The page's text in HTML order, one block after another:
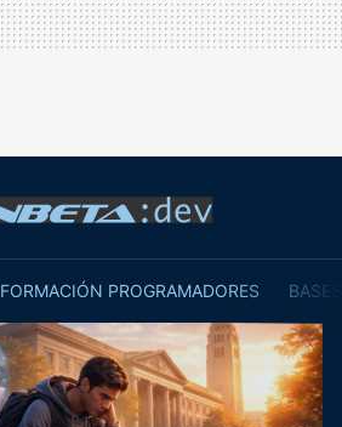
FORMACIÓN PROGRAMADORES